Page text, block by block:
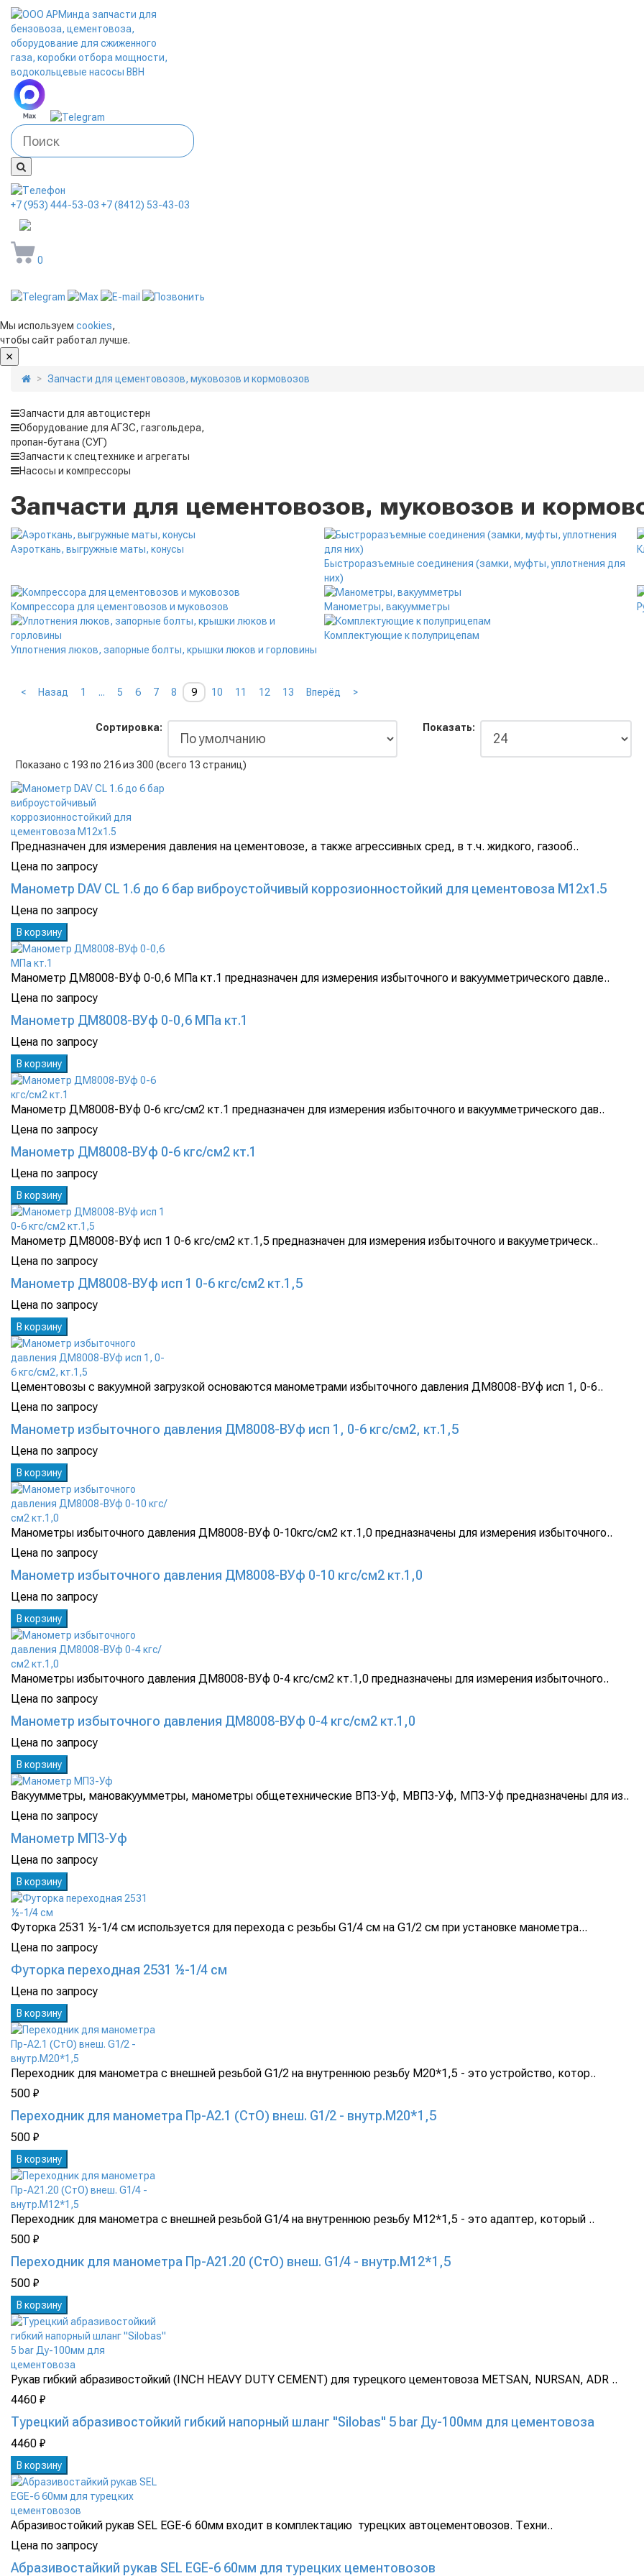
+7 (953) 444-53-03 +7 (8412) 53-43-03
0
Мы используем cookies,
чтобы сайт работал лучше.
Запчасти для цементовозов, муковозов и кормовозов
Запчасти для автоцистерн
Оборудование для АГЗС, газгольдера,
пропан-бутана (СУГ)
Запчасти к спецтехнике и агрегаты
Насосы и компрессоры
Запчасти для цементовозов, муковозов и
Аэроткань, выгружные маты, конусы
Быстроразъемные соединения (замки, муфты, уплотнения для
них)
Компрессора для цементовозов и муковозов Манометры, вакуумметры
Уплотнения люков, запорные болты, крышки люков и горловины
Комплектующие к полуприцепам
< Назад 1 ... 5 6 7 8 9 10 11 12 13 Вперёд >
Сортировка: Показать:
Показано с 193 по 216 из 300 (всего 13 страниц)
Предназначен для измерения давления на цементовозе, а также агрессивных сред, в т.ч. жидкого, газооб..
Цена по запросу
Манометр DAV CL 1.6 до 6 бар виброустойчивый коррозионностойкий для цементовоза М12x1.5
Цена по запросу
В корзину
Манометр ДМ8008-ВУф 0-0,6 МПа кт.1 предназначен для измерения избыточного и вакуумметрического давле..
Цена по запросу
Манометр ДМ8008-ВУф 0-0,6 МПа кт.1
Цена по запросу
В корзину
Манометр ДМ8008-ВУф 0-6 кгс/см2 кт.1 предназначен для измерения избыточного и вакуумметрического дав..
Цена по запросу
Манометр ДМ8008-ВУф 0-6 кгс/см2 кт.1
Цена по запросу
В корзину
Манометр ДМ8008-ВУф исп 1 0-6 кгс/см2 кт.1,5 предназначен для измерения избыточного и вакууметрическ..
Цена по запросу
Манометр ДМ8008-ВУф исп 1 0-6 кгс/см2 кт.1,5
Цена по запросу
В корзину
Цементовозы с вакуумной загрузкой основаются манометрами избыточного давления ДМ8008-ВУф исп 1, 0-6..
Цена по запросу
Манометр избыточного давления ДМ8008-ВУф исп 1, 0-6 кгс/см2, кт.1,5
Цена по запросу
В корзину
Манометры избыточного давления ДМ8008-ВУф 0-10кгс/см2 кт.1,0 предназначены для измерения избыточного..
Цена по запросу
Манометр избыточного давления ДМ8008-ВУф 0-10 кгс/см2 кт.1,0
Цена по запросу
В корзину
Манометры избыточного давления ДМ8008-ВУф 0-4 кгс/см2 кт.1,0 предназначены для измерения избыточного..
Цена по запросу
Манометр избыточного давления ДМ8008-ВУф 0-4 кгс/см2 кт.1,0
Цена по запросу
В корзину
Вакуумметры, мановакуумметры, манометры общетехнические ВП3-Уф, МВП3-Уф, МП3-Уф предназначены для из..
Цена по запросу
Манометр МП3-Уф
Цена по запросу
В корзину
Футорка 2531 ½-1/4 см используется для перехода с резьбы G1/4 см на G1/2 см при установке манометра...
Цена по запросу
Футорка переходная 2531 ½-1/4 см
Цена по запросу
В корзину
Переходник для манометра с внешней резьбой G1/2 на внутреннюю резьбу М20*1,5 - это устройство, котор..
500 ₽
Переходник для манометра Пр-А2.1 (СтО) внеш. G1/2 - внутр.М20*1,5
500 ₽
В корзину
Переходник для манометра с внешней резьбой G1/4 на внутреннюю резьбу М12*1,5 - это адаптер, который ..
500 ₽
Переходник для манометра Пр-А21.20 (СтО) внеш. G1/4 - внутр.М12*1,5
500 ₽
В корзину
Рукав гибкий абразивостойкий (INCH HEAVY DUTY CEMENT) для турецкого цементовоза METSAN, NURSAN, ADR ..
4460 ₽
Турецкий абразивостойкий гибкий напорный шланг "Silobas" 5 bar Ду-100мм для цементовоза
4460 ₽
В корзину
Абразивостойкий рукав SEL EGE-6 60мм входит в комплектацию турецких автоцементовозов. Техни..
Цена по запросу
Абразивостайкий рукав SEL EGE-6 60мм для турецких цементовозов